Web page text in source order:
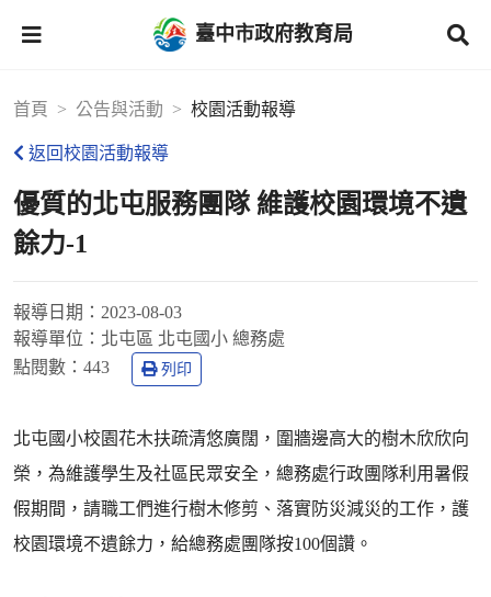
臺中市政府教育局
首頁 公告與活動 校園活動報導
返回校園活動報導
優質的北屯服務團隊 維護校園環境不遺
餘力-1
報導日期： 2023-08-03
報導單位： 北屯區 北屯國小 總務處
點閱數： 443 列印
北屯國小校園花木扶疏清悠廣闊，圍牆邊高大的樹木欣欣向
榮，為維護學生及社區民眾安全，總務處行政團隊利用暑假
假期間，請職工們進行樹木修剪、落實防災減災的工作，護
校園環境不遺餘力，給總務處團隊按100個讚。